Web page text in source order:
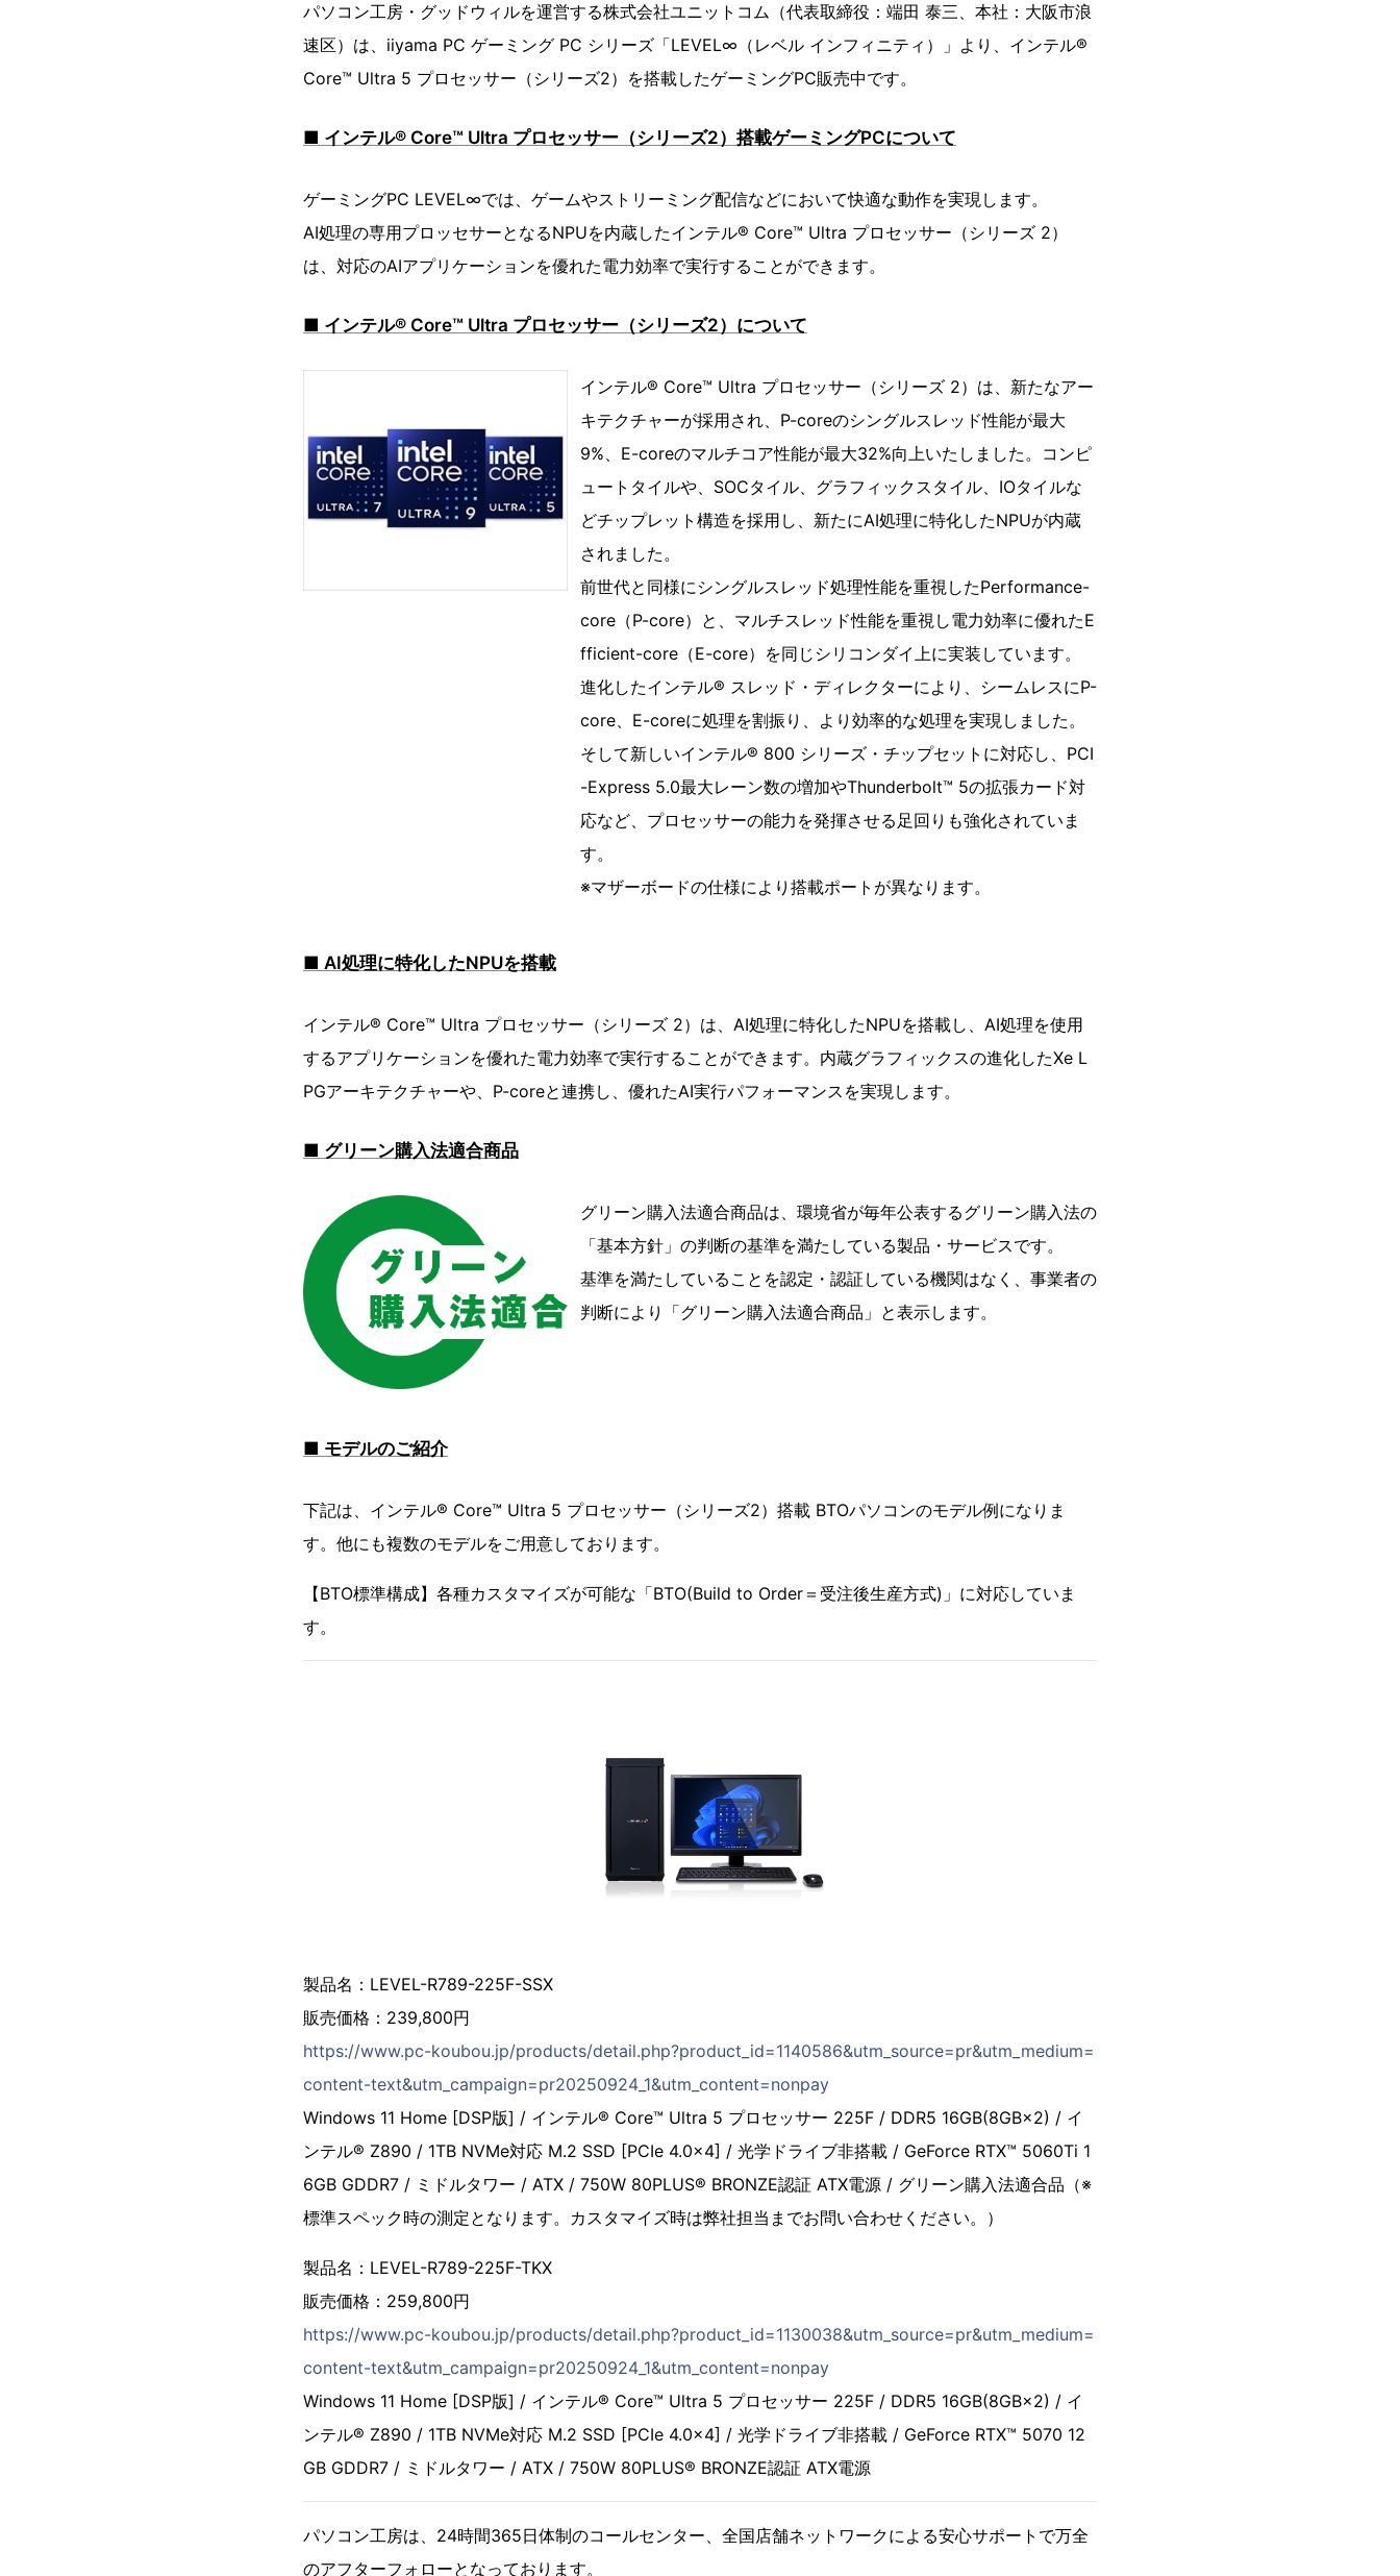
パソコン工房・グッドウィルを運営する株式会社ユニットコム（代表取締役：端田 泰三、本社：大阪市浪
速区）は、iiyama PC ゲーミング PC シリーズ「LEVEL∞（レベル インフィニティ）」より、インテル®
Core™ Ultra 5 プロセッサー（シリーズ2）を搭載したゲーミングPC販売中です。
■ インテル® Core™ Ultra プロセッサー（シリーズ2）搭載ゲーミングPCについて
ゲーミングPC LEVEL∞では、ゲームやストリーミング配信などにおいて快適な動作を実現します。
AI処理の専用プロッセサーとなるNPUを内蔵したインテル® Core™ Ultra プロセッサー（シリーズ 2）
は、対応のAIアプリケーションを優れた電力効率で実行することができます。
■ インテル® Core™ Ultra プロセッサー（シリーズ2）について
インテル® Core™ Ultra プロセッサー（シリーズ 2）は、新たなアー
キテクチャーが採用され、P-coreのシングルスレッド性能が最大
9%、E-coreのマルチコア性能が最大32%向上いたしました。コンピ
ュートタイルや、SOCタイル、グラフィックスタイル、IOタイルな
どチップレット構造を採用し、新たにAI処理に特化したNPUが内蔵
されました。
前世代と同様にシングルスレッド処理性能を重視したPerformance-
core（P-core）と、マルチスレッド性能を重視し電力効率に優れたE
fficient-core（E-core）を同じシリコンダイ上に実装しています。
進化したインテル® スレッド・ディレクターにより、シームレスにP-
core、E-coreに処理を割振り、より効率的な処理を実現しました。
そして新しいインテル® 800 シリーズ・チップセットに対応し、PCI
-Express 5.0最大レーン数の増加やThunderbolt™ 5の拡張カード対
応など、プロセッサーの能力を発揮させる足回りも強化されていま
す。
※マザーボードの仕様により搭載ポートが異なります。
■ AI処理に特化したNPUを搭載
インテル® Core™ Ultra プロセッサー（シリーズ 2）は、AI処理に特化したNPUを搭載し、AI処理を使用
するアプリケーションを優れた電力効率で実行することができます。内蔵グラフィックスの進化したXe L
PGアーキテクチャーや、P-coreと連携し、優れたAI実行パフォーマンスを実現します。
■ グリーン購入法適合商品
グリーン購入法適合商品は、環境省が毎年公表するグリーン購入法の
「基本方針」の判断の基準を満たしている製品・サービスです。
基準を満たしていることを認定・認証している機関はなく、事業者の
判断により「グリーン購入法適合商品」と表示します。
■ モデルのご紹介
下記は、インテル® Core™ Ultra 5 プロセッサー（シリーズ2）搭載 BTOパソコンのモデル例になりま
す。他にも複数のモデルをご用意しております。
【BTO標準構成】各種カスタマイズが可能な「BTO(Build to Order＝受注後生産方式)」に対応していま
す。
製品名：LEVEL-R789-225F-SSX
販売価格：239,800円
https://www.pc-koubou.jp/products/detail.php?product_id=1140586&utm_source=pr&utm_medium=
content-text&utm_campaign=pr20250924_1&utm_content=nonpay
Windows 11 Home [DSP版] / インテル® Core™ Ultra 5 プロセッサー 225F / DDR5 16GB(8GB×2) / イ
ンテル® Z890 / 1TB NVMe対応 M.2 SSD [PCIe 4.0×4] / 光学ドライブ非搭載 / GeForce RTX™ 5060Ti 1
6GB GDDR7 / ミドルタワー / ATX / 750W 80PLUS® BRONZE認証 ATX電源 / グリーン購入法適合品（※
標準スペック時の測定となります。カスタマイズ時は弊社担当までお問い合わせください。）
製品名：LEVEL-R789-225F-TKX
販売価格：259,800円
https://www.pc-koubou.jp/products/detail.php?product_id=1130038&utm_source=pr&utm_medium=
content-text&utm_campaign=pr20250924_1&utm_content=nonpay
Windows 11 Home [DSP版] / インテル® Core™ Ultra 5 プロセッサー 225F / DDR5 16GB(8GB×2) / イ
ンテル® Z890 / 1TB NVMe対応 M.2 SSD [PCIe 4.0×4] / 光学ドライブ非搭載 / GeForce RTX™ 5070 12
GB GDDR7 / ミドルタワー / ATX / 750W 80PLUS® BRONZE認証 ATX電源
パソコン工房は、24時間365日体制のコールセンター、全国店舗ネットワークによる安心サポートで万全
のアフターフォローとなっております。